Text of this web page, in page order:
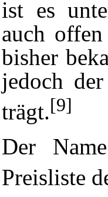
ist es
auch
bisher
jedoch
trägt.[9]
Der
Preisliste